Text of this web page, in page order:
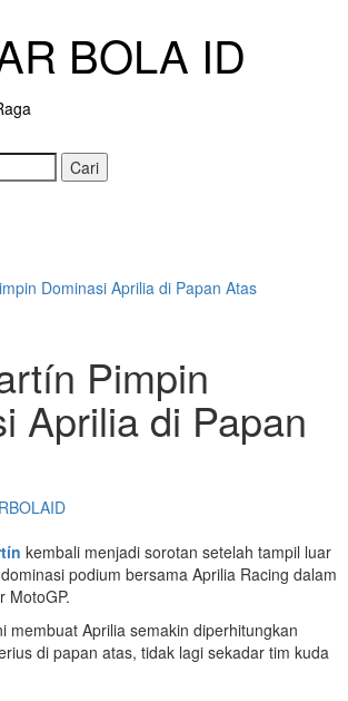
BOLA ID
Dominasi Aprilia di Papan Atas
Pimpin
Aprilia di Papan
kembali menjadi sorotan setelah tampil luar
podium bersama Aprilia Racing dalam
MotoGP.
membuat Aprilia semakin diperhitungkan
di papan atas, tidak lagi sekadar tim kuda